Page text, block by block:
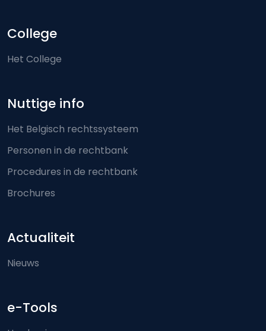
College
Het College
Nuttige info
Het Belgisch rechtssysteem
Personen in de rechtbank
Procedures in de rechtbank
Brochures
Actualiteit
Nieuws
e-Tools